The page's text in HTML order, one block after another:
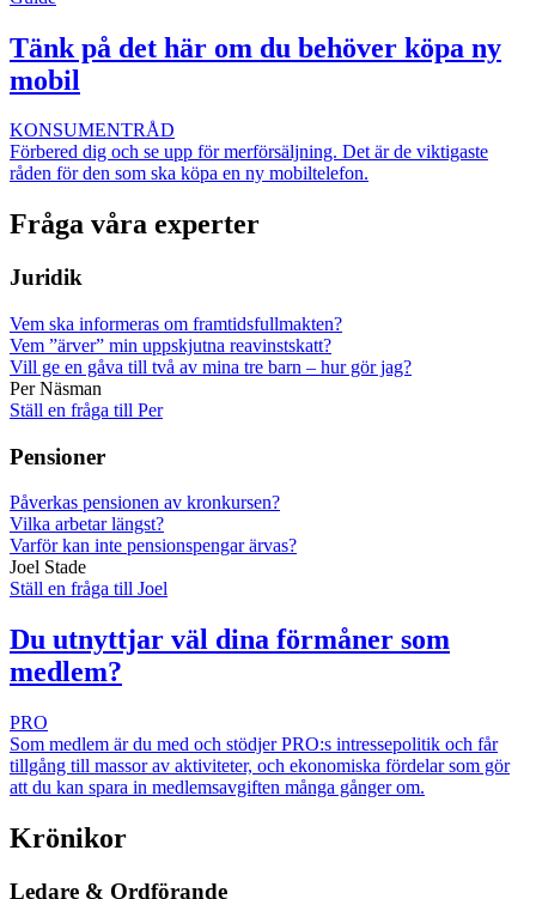
Tänk på det här om du behöver köpa ny
mobil
KONSUMENTRÅD
Förbered dig och se upp för merförsäljning. Det är de viktigaste
råden för den som ska köpa en ny mobiltelefon.
Fråga våra experter
Juridik
Vem ska informeras om framtidsfullmakten?
Vem ”ärver” min uppskjutna reavinstskatt?
Vill ge en gåva till två av mina tre barn – hur gör jag?
Per Näsman
Ställ en fråga till Per
Pensioner
Påverkas pensionen av kronkursen?
Vilka arbetar längst?
Varför kan inte pensionspengar ärvas?
Joel Stade
Ställ en fråga till Joel
Du utnyttjar väl dina förmåner som
medlem?
PRO
Som medlem är du med och stödjer PRO:s intressepolitik och får
tillgång till massor av aktiviteter, och ekonomiska fördelar som gör
att du kan spara in medlemsavgiften många gånger om.
Krönikor
Ledare & Ordförande